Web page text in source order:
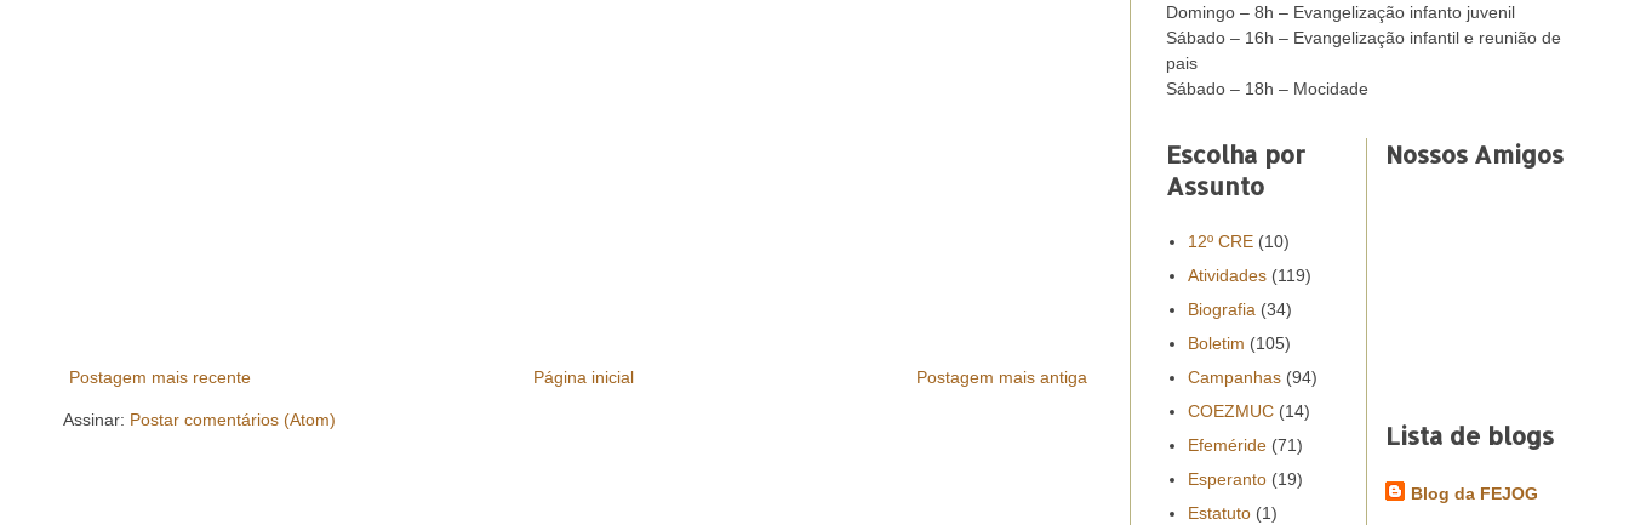
Postagem mais recente Postagem mais antiga
Página inicial
Assinar: Postar comentários (Atom)
Domingo – 8h – Evangelização infanto juvenil
Sábado – 16h – Evangelização infantil e reunião de
pais
Sábado – 18h – Mocidade
Escolha por
Assunto
12º CRE (10)
Atividades (119)
Biografia (34)
Boletim (105)
Campanhas (94)
COEZMUC (14)
Efeméride (71)
Esperanto (19)
Estatuto (1)
Nossos Amigos
Lista de blogs
Blog da FEJOG